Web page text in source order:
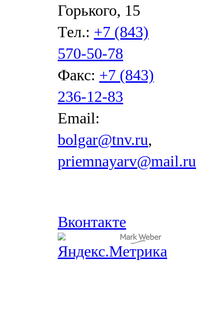
Горького, 15
Тел.: +7 (843)
570-50-78
Факс: +7 (843)
236-12-83
Email:
bolgar@tnv.ru,
priemnayarv@mail.ru
Вконтакте